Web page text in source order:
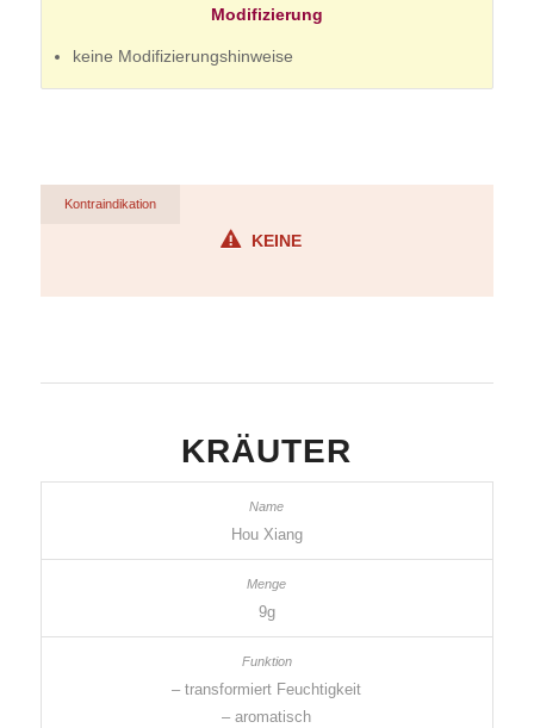
Modifizierung
keine Modifizierungshinweise
Kontraindikation
KEINE
KRÄUTER
Hou Xiang
9g
– transformiert Feuchtigkeit
– aromatisch